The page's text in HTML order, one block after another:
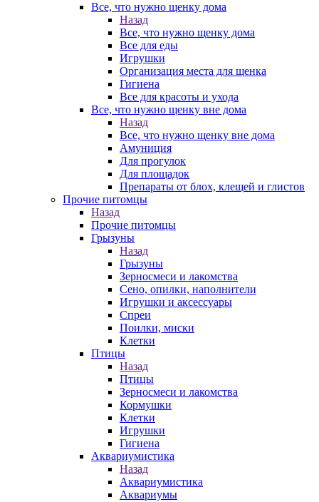
Все, что нужно щенку дома
Назад
Все, что нужно щенку дома
Все для еды
Игрушки
Организация места для щенка
Гигиена
Все для красоты и ухода
Все, что нужно щенку вне дома
Назад
Все, что нужно щенку вне дома
Амуниция
Для прогулок
Для площадок
Препараты от блох, клещей и глистов
Прочие питомцы
Назад
Прочие питомцы
Грызуны
Назад
Грызуны
Зерносмеси и лакомства
Сено, опилки, наполнители
Игрушки и аксессуары
Спреи
Поилки, миски
Клетки
Птицы
Назад
Птицы
Зерносмеси и лакомства
Кормушки
Клетки
Игрушки
Гигиена
Аквариумистика
Назад
Аквариумистика
Аквариумы